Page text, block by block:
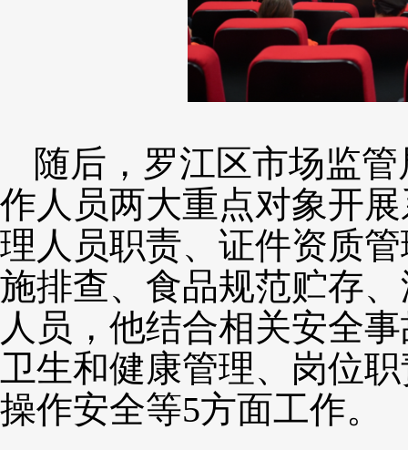
随后，罗江区市场监
作人员两大重点对象开
理人员职责、证件资质
施排查、食品规范贮存
人员，他结合相关安全
卫生和健康管理、岗位
操作安全等5方面工作。